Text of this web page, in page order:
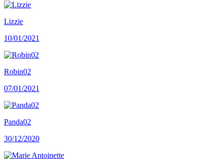
Lizzie
10/01/2021
Robin02
07/01/2021
Panda02
30/12/2020